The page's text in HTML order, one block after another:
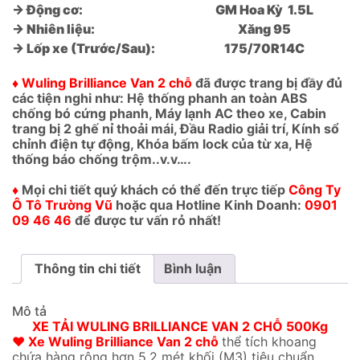
→ Động cơ:
GM Hoa Kỳ 1.5L
→ Nhiên liệu:
Xăng 95
→ Lốp xe (Trước/Sau):
175/70R14C
♦ Wuling Brilliance Van 2 chỗ đã được trang bị đầy đủ
các tiện nghi như: Hệ thống phanh an toàn ABS
chống bó cứng phanh, Máy lạnh AC theo xe, Cabin
trang bị 2 ghế nỉ thoải mái, Đầu Radio giải trí, Kính sổ
chỉnh điện tự động, Khóa bấm lock của từ xa, Hệ
thống báo chống trộm..v.v….
♦ Mọi chi tiết quý khách có thể đến trực tiếp Công Ty
Ô Tô Trường Vũ hoặc qua Hotline Kinh Doanh: 0901
09 46 46 để được tư vấn rỏ nhất!
Thông tin chi tiết Bình luận
Mô tả
XE TẢI WULING BRILLIANCE VAN 2 CHỖ 500Kg
♥ Xe Wuling Brilliance Van 2 chỗ thể tích khoang